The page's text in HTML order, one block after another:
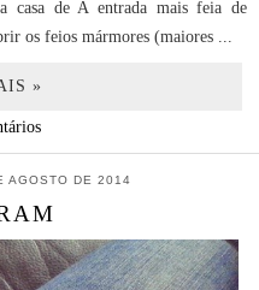
casa de A entrada mais feia de
os feios mármores (maiores ...
»
AGOSTO DE 2014